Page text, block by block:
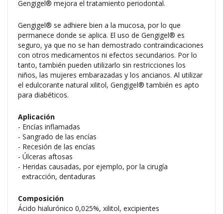
Gengigel® mejora el tratamiento periodontal.
Gengigel® se adhiere bien a la mucosa, por lo que
permanece donde se aplica. El uso de Gengigel® es
seguro, ya que no se han demostrado contraindicaciones
con otros medicamentos ni efectos secundarios. Por lo
tanto, también pueden utilizarlo sin restricciones los
niños, las mujeres embarazadas y los ancianos. Al utilizar
el edulcorante natural xilitol, Gengigel® también es apto
para diabéticos.
Aplicación
- Encías inflamadas
- Sangrado de las encías
- Recesión de las encías
- Úlceras aftosas
- Heridas causadas, por ejemplo, por la cirugía
extracción, dentaduras
Composición
Ácido hialurónico 0,025%, xilitol, excipientes